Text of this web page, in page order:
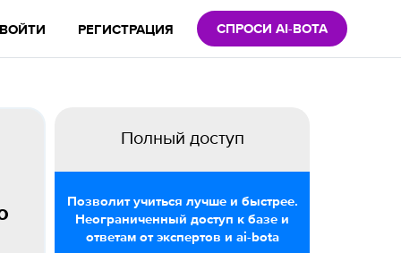
ВОЙТИ РЕГИСТРАЦИЯ СПРОСИ AI-BOTA
Полный доступ
Позволит учиться лучше и быстрее.
Неограниченный доступ к базе и
ответам от экспертов и ai-bota